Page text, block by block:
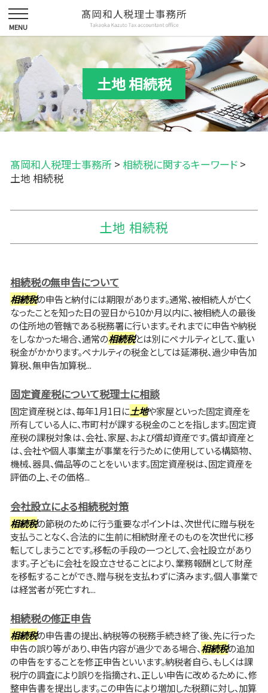
土地 相続税
髙岡和人税理士事務所 > 相続税に関するキーワード >
土地 相続税
土地 相続税
相続税の無申告について
相続税の申告と納付には期限があります。通常、被相続人が亡く
なったことを知った日の翌日から10か月以内に、被相続人の最後
の住所地の管轄である税務署に行います。それまでに申告や納税
をしなかった場合、通常の相続税とは別にペナルティとして、重い
税金がかかります。ペナルティの税金としては延滞税、過少申告加
算税、無申告加算税...
固定資産税について税理士に相談
固定資産税とは、毎年1月1日に土地や家屋といった固定資産を
所有している人に、市町村が課する税金のことを指します。固定資
産税の課税対象は、会社、家屋、および償却資産です。償却資産と
は、会社や個人事業主が事業を行うために使用している構築物、
機械、器具、備品等のことをいいます。固定資産税は、固定資産を
評価の上、その価格...
会社設立による相続税対策
相続税の節税のために行う重要なポイントは、次世代に贈与税を
支払うことなく、合法的に生前に相続財産そのものを次世代に移
転してしまうことです。移転の手段の一つとして、会社設立があり
ます。子どもに会社を設立させることにより、業務報酬として財産
を移転することができ、贈与税を支払わずに済みます。個人事業で
は経営者が死亡すれ...
相続税の修正申告
相続税の申告書の提出、納税等の税務手続き終了後、先に行った
申告の誤り等があり、申告内容が過少である場合、相続税の追加
の申告をすることを修正申告といいます。納税者自ら、もしくは課
税庁の調査により誤りを指摘され、正しい申告に改めるために、修
整申告書を提出します。この申告により増加した税額に対し、加算